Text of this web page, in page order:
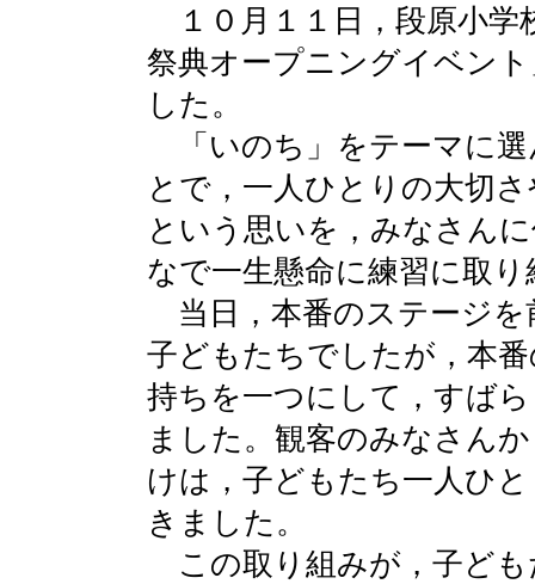
１０月１１日，段原小学
祭典オープニングイベン
した。
「いのち」をテーマに
とで，一人ひとりの大切
という思いを，みなさん
なで一生懸命に練習に取
当日，本番のステージを
子どもたちでしたが，本
持ちを一つにして，すば
ました。観客のみなさん
けは，子どもたち一人ひ
きました。
この取り組みが，子ど